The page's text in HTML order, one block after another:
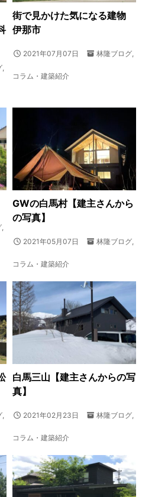
,
街で見かけた気になる建物
伊那市
2021年07月07日 林隆ブログ,
コラム・建築紹介
,
GWの白馬村【建主さんから
の写真】
2021年05月07日 林隆ブログ,
コラム・建築紹介
,
白馬三山【建主さんからの写
真】
2021年02月23日 林隆ブログ,
コラム・建築紹介